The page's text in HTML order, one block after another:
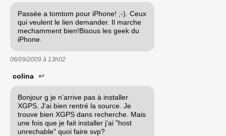
Passée a tomtom pour iPhone! ;-). Ceux
qui veulent le lien demander. Il marche
mechamment bien!Bisous les geek du
iPhone.
06/09/2009 à 13h02
colina ↩
Bonjour g je n'arrive pas à installer
XGPS. J'ai bien rentré la source. Je
trouve bien XGPS dans recherche. Mais
une fois que je fait installer j'ai "host
unrechable" quoi faire svp?